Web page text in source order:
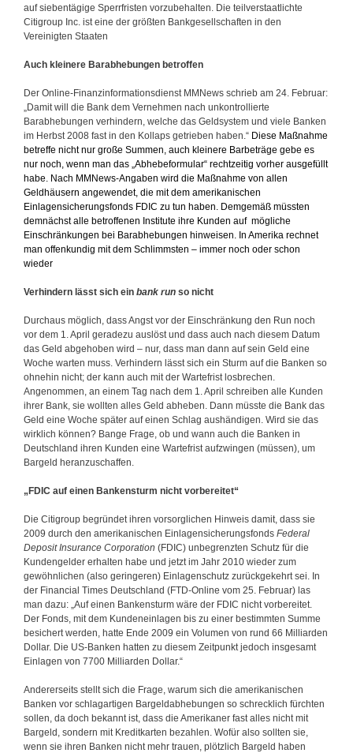
auf siebentägige Sperrfristen vorzubehalten. Die teilverstaatlichte
Citigroup Inc. ist eine der größten Bankgesellschaften in den
Vereinigten Staaten
Auch kleinere Barabhebungen betroffen
Der Online-Finanzinformationsdienst MMNews schrieb am 24. Februar:
„Damit will die Bank dem Vernehmen nach unkontrollierte
Barabhebungen verhindern, welche das Geldsystem und viele Banken
im Herbst 2008 fast in den Kollaps getrieben haben.“ Diese Maßnahme
betreffe nicht nur große Summen, auch kleinere Barbeträge gebe es
nur noch, wenn man das „Abhebeformular“ rechtzeitig vorher ausgefüllt
habe. Nach MMNews-Angaben wird die Maßnahme von allen
Geldhäusern angewendet, die mit dem amerikanischen
Einlagensicherungsfonds FDIC zu tun haben. Demgemäß müssten
demnächst alle betroffenen Institute ihre Kunden auf mögliche
Einschränkungen bei Barabhebungen hinweisen. In Amerika rechnet
man offenkundig mit dem Schlimmsten – immer noch oder schon
wieder
Verhindern lässt sich ein bank run so nicht
Durchaus möglich, dass Angst vor der Einschränkung den Run noch
vor dem 1. April geradezu auslöst und dass auch nach diesem Datum
das Geld abgehoben wird – nur, dass man dann auf sein Geld eine
Woche warten muss. Verhindern lässt sich ein Sturm auf die Banken so
ohnehin nicht; der kann auch mit der Wartefrist losbrechen.
Angenommen, an einem Tag nach dem 1. April schreiben alle Kunden
ihrer Bank, sie wollten alles Geld abheben. Dann müsste die Bank das
Geld eine Woche später auf einen Schlag aushändigen. Wird sie das
wirklich können? Bange Frage, ob und wann auch die Banken in
Deutschland ihren Kunden eine Wartefrist aufzwingen (müssen), um
Bargeld heranzuschaffen.
„FDIC auf einen Bankensturm nicht vorbereitet“
Die Citigroup begründet ihren vorsorglichen Hinweis damit, dass sie
2009 durch den amerikanischen Einlagensicherungsfonds Federal
Deposit Insurance Corporation (FDIC) unbegrenzten Schutz für die
Kundengelder erhalten habe und jetzt im Jahr 2010 wieder zum
gewöhnlichen (also geringeren) Einlagenschutz zurückgekehrt sei. In
der Financial Times Deutschland (FTD-Online vom 25. Februar) las
man dazu: „Auf einen Bankensturm wäre der FDIC nicht vorbereitet.
Der Fonds, mit dem Kundeneinlagen bis zu einer bestimmten Summe
besichert werden, hatte Ende 2009 ein Volumen von rund 66 Milliarden
Dollar. Die US-Banken hatten zu diesem Zeitpunkt jedoch insgesamt
Einlagen von 7700 Milliarden Dollar.“
Andererseits stellt sich die Frage, warum sich die amerikanischen
Banken vor schlagartigen Bargeldabhebungen so schrecklich fürchten
sollen, da doch bekannt ist, dass die Amerikaner fast alles nicht mit
Bargeld, sondern mit Kreditkarten bezahlen. Wofür also sollten sie,
wenn sie ihren Banken nicht mehr trauen, plötzlich Bargeld haben